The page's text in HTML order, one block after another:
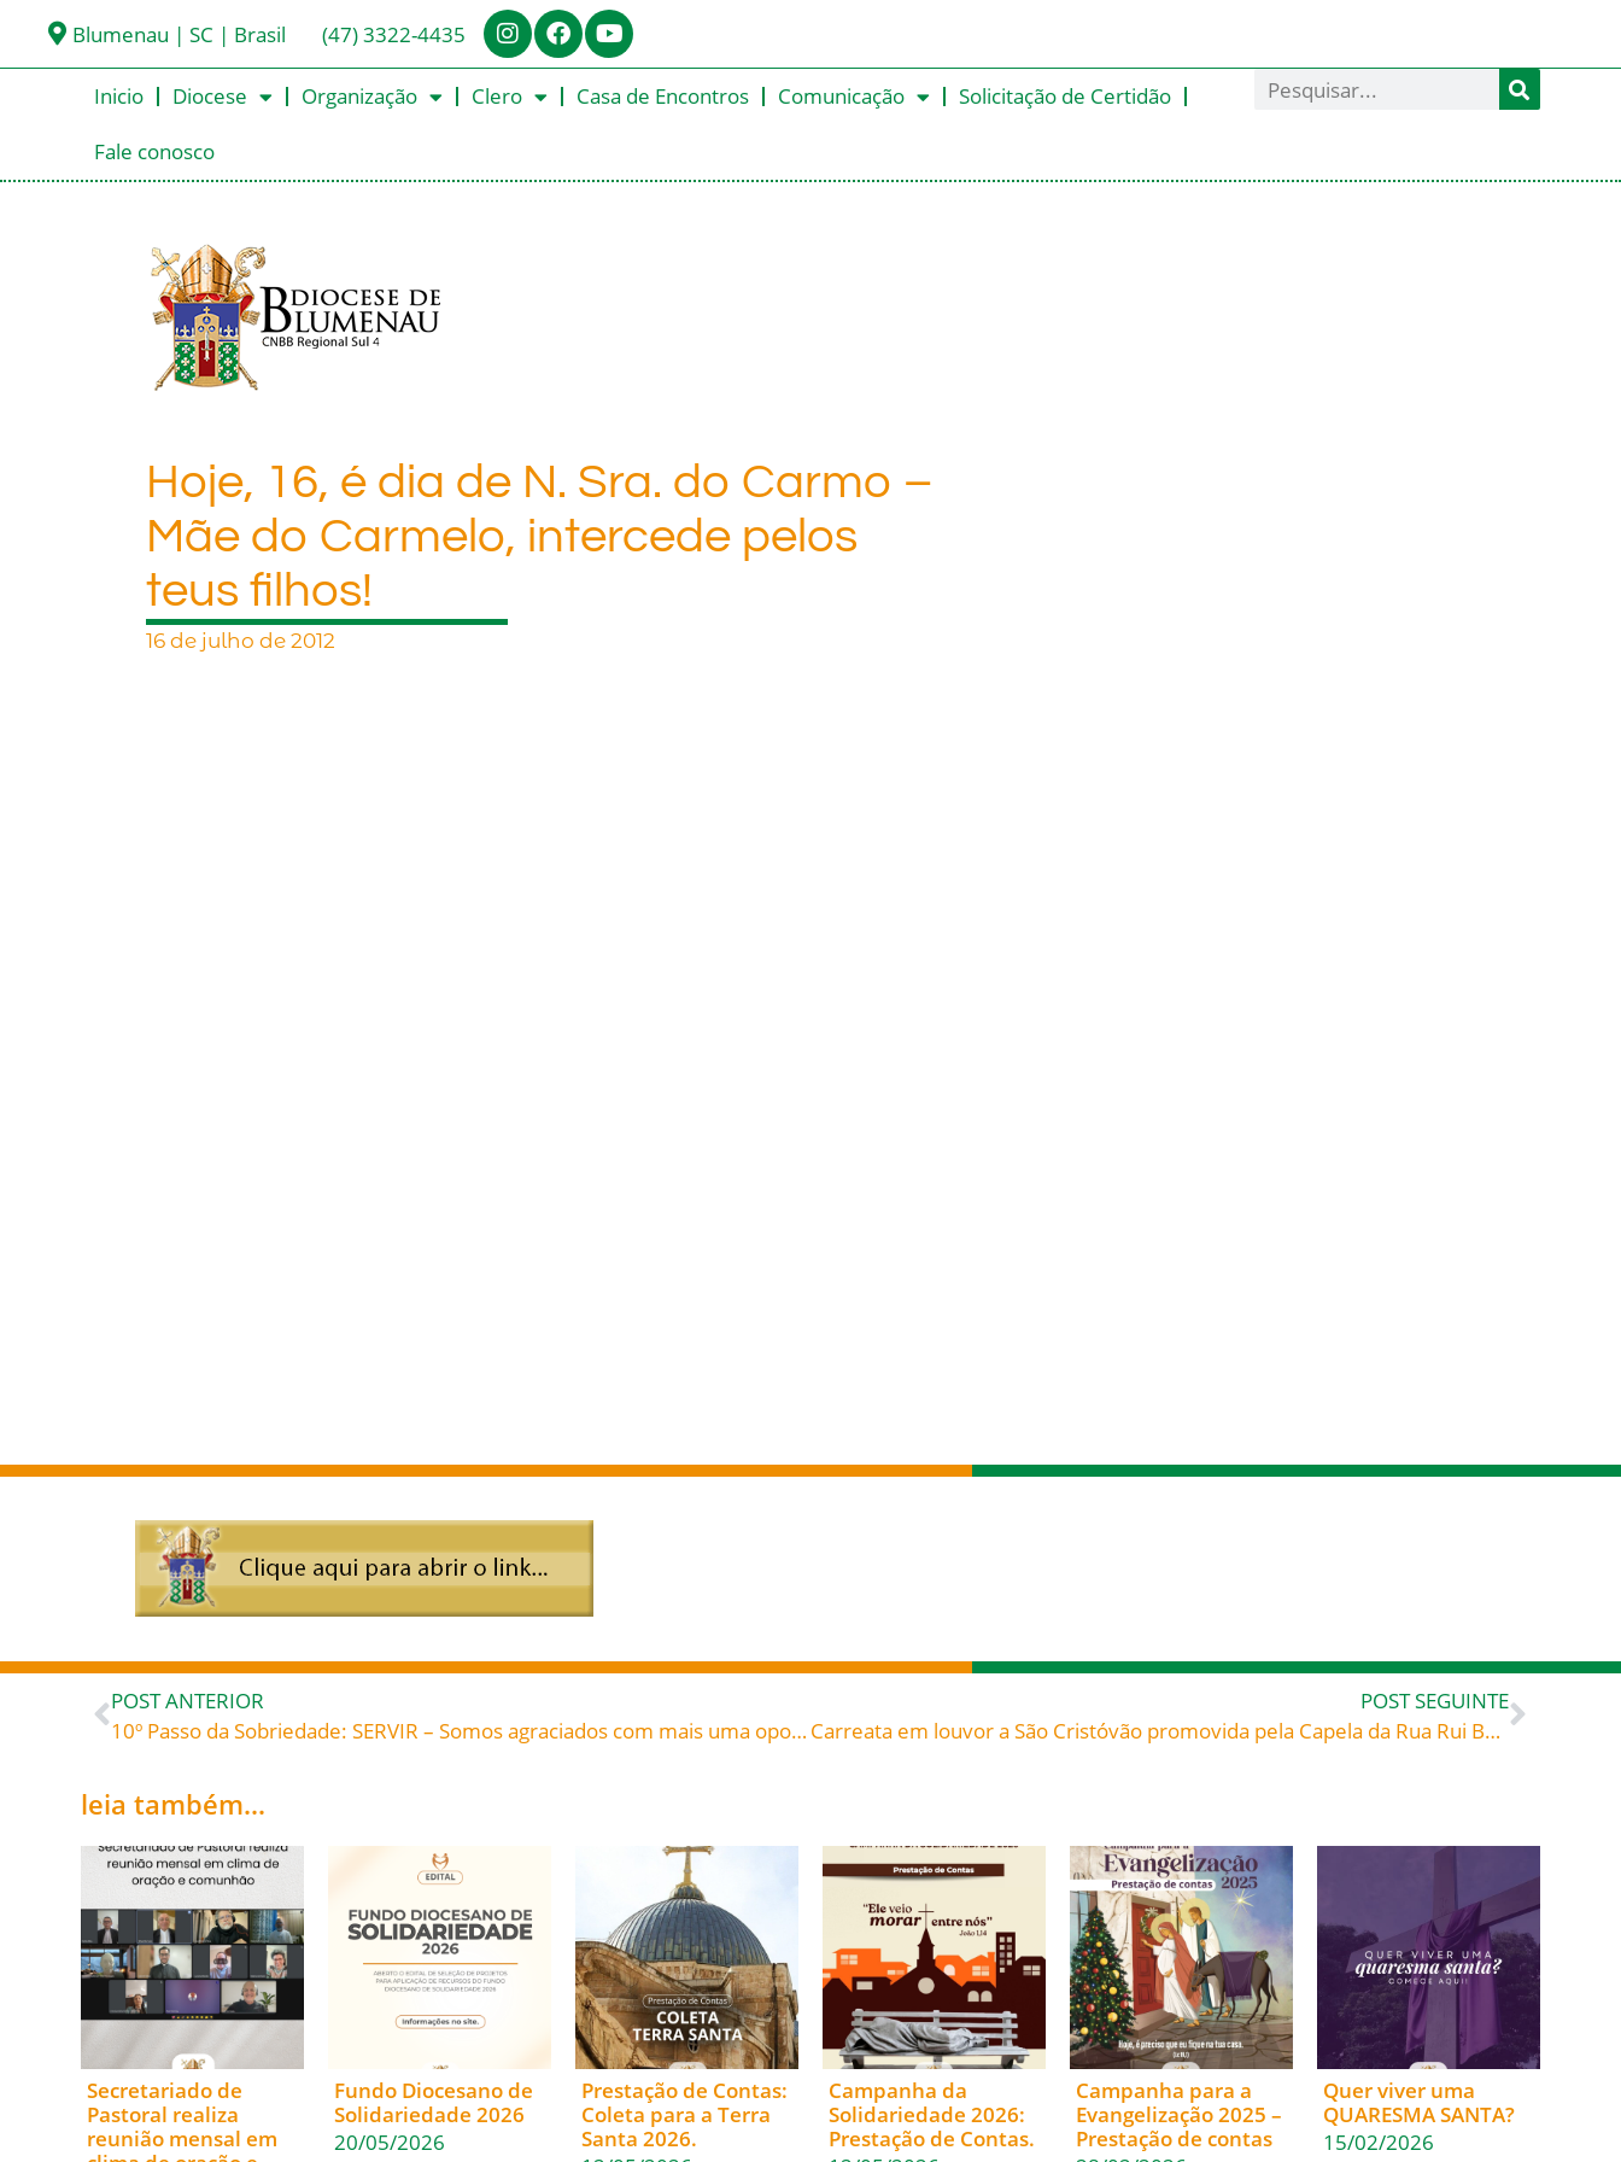
Blumenau | SC | Brasil (47) 3322-4435
Inicio Diocese Organização Clero Casa de Encontros Comunicação
Solicitação de Certidão
Fale conosco
Hoje, 16, é dia de N. Sra. do Carmo –
Mãe do Carmelo, intercede pelos
teus filhos!
16 de julho de 2012
POST ANTERIOR
10º Passo da Sobriedade: SERVIR – Somos agraciados com mais uma oportunidade de reconciliação com o Pai
POST SEGUINTE
Carreata em louvor a São Cristóvão promovida pela Capela da Rua Rui Barbosa, Blumenau
leia também...
Secretariado de
Pastoral realiza
reunião mensal em
Fundo Diocesano de
Solidariedade 2026
20/05/2026
Prestação de Contas:
Coleta para a Terra
Santa 2026.
Campanha da
Solidariedade 2026:
Prestação de Contas.
Campanha para a
Evangelização 2025 –
Prestação de contas
Quer viver uma
QUARESMA SANTA?
15/02/2026